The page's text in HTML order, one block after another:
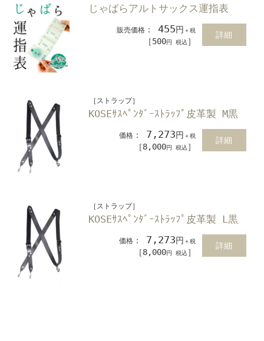
じゃばらアルトサックス運指表
販売価格 ：455円 ＋税
［500円 税込 ］
詳細
［ストラップ］
KOSEｻｽﾍﾟﾝﾀﾞｰｽﾄﾗｯﾌﾟ皮革製 M黒
価格 ： 7,273円 ＋税
［8,000円 税込 ］
詳細
［ストラップ］
KOSEｻｽﾍﾟﾝﾀﾞｰｽﾄﾗｯﾌﾟ皮革製 L黒
価格 ： 7,273円 ＋税
［8,000円 税込 ］
詳細